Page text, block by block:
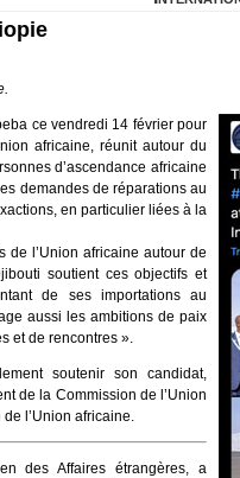
ce vendredi 14 février pour
africaine, réunit autour du
d’ascendance africaine
demandes de réparations au
en particulier liées à la
de l’Union africaine autour de
soutient ces objectifs et
de ses importations au
aussi les ambitions de paix
et de rencontres ».
soutenir son candidat,
de la Commission de l’Union
l’Union africaine.
des Affaires étrangères, a